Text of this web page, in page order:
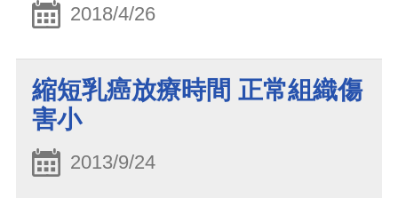
2018/4/26
縮短乳癌放療時間 正常組織傷
害小
2013/9/24